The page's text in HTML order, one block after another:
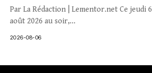
Par La Rédaction | Lementor.net Ce jeudi 6
août 2026 au soir,...
2026-08-06